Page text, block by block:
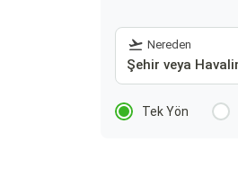
Nereden
Tek Yön